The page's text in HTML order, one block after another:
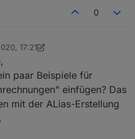
0
17:21
paar Beispiele für
einfügen? Das
mit der ALias-Erstellung